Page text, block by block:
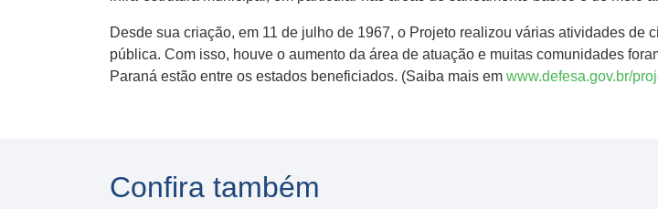
Desde sua criação, em 11 de julho de 1967, o Projeto realizou várias atividades
pública. Com isso, houve o aumento da área de atuação e muitas comunidades
Paraná estão entre os estados beneficiados. (Saiba mais em www.defesa.gov.br/
Confira também